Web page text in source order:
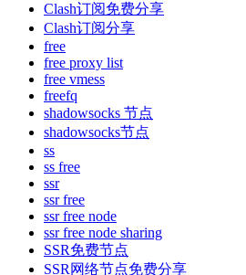
Clash订阅免费分享
Clash订阅分享
free
free proxy list
free vmess
freefq
shadowsocks 节点
shadowsocks节点
ss
ss free
ssr
ssr free
ssr free node
ssr free node sharing
SSR免费节点
SSR网络节点免费分享